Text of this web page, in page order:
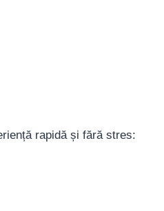
rapidă și fără stres: